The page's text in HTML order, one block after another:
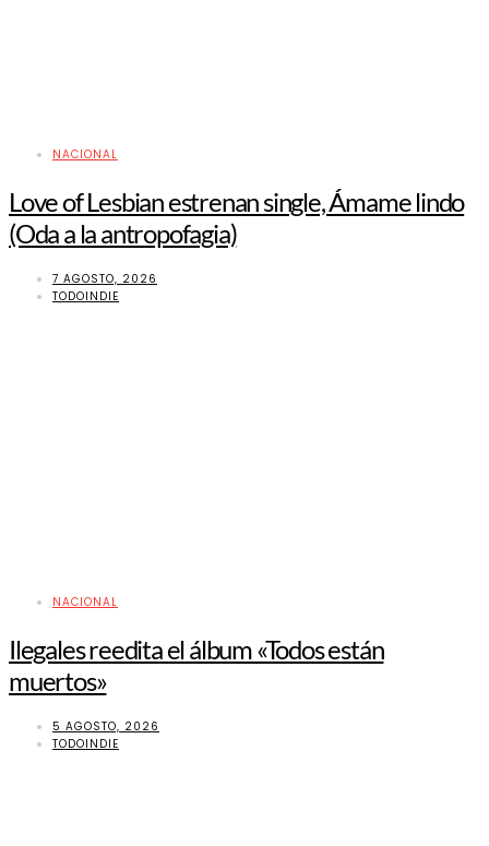
NACIONAL
Love of Lesbian estrenan single, Ámame lindo
(Oda a la antropofagia)
7 AGOSTO, 2026
TODOINDIE
NACIONAL
Ilegales reedita el álbum «Todos están
muertos»
5 AGOSTO, 2026
TODOINDIE